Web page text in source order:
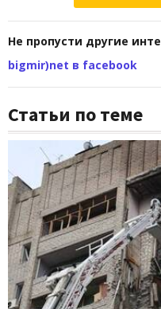
Не пропусти другие
bigmir)net в facebook
Статьи по теме